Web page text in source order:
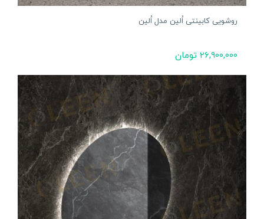
روشویی کابینتی اُلین مدل اُلین
26,900,000 تومان